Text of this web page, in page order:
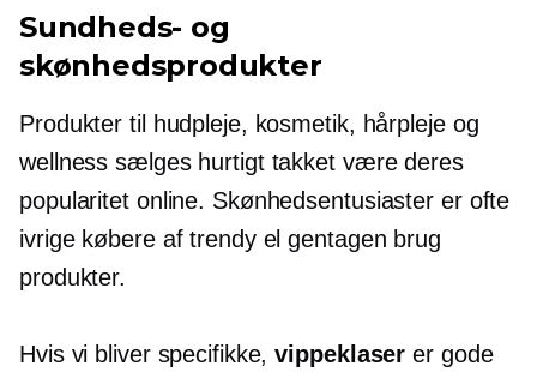
Sundheds- og
skønhedsprodukter
Produkter til hudpleje, kosmetik, hårpleje og
wellness sælges hurtigt takket være deres
popularitet online. Skønhedsentusiaster er ofte
ivrige købere af trendy elgentagen brug
produkter.
Hvis vi bliver specifikke,vippeklaser er gode